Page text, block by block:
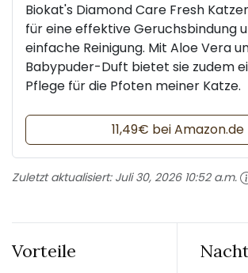
Biokat's Diamond Care Fresh
für eine effektive Geruchsbindung
einfache Reinigung. Mit Aloe Vera
Babypuder-Duft bietet sie zudem
Pflege für die Pfoten meiner Katze.
11,49€ bei Amazon.de
Zuletzt aktualisiert: Juli 30, 2026 10:52 a.m.
Vorteile